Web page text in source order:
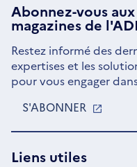
Abonnez-vous aux
magazines de
Restez informé des
expertises et les
pour vous engager
S'ABONNER
UNE
Liens utiles